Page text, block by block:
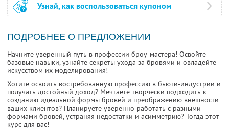
Узнай, как воспользоваться купоном
ПОДРОБНЕЕ О ПРЕДЛОЖЕНИИ
Начните уверенный путь в профессии броу-мастера! Освойте
базовые навыки, узнайте секреты ухода за бровями и овладейте
искусством их моделирования!
Хотите освоить востребованную профессию в бьюти-индустрии и
получать достойный доход? Мечтаете творчески подходить к
созданию идеальной формы бровей и преображению внешности
ваших клиентов? Планируете уверенно работать с разными
формами бровей, устраняя недостатки и асимметрию? Тогда этот
курс для вас!